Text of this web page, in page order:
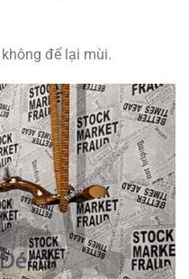
để lại mùi.